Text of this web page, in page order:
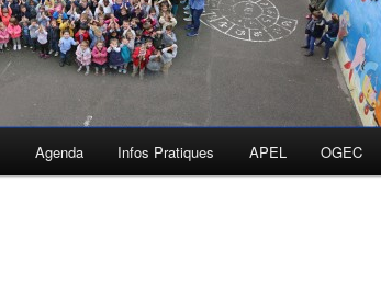
Agenda Infos Pratiques APEL OGEC